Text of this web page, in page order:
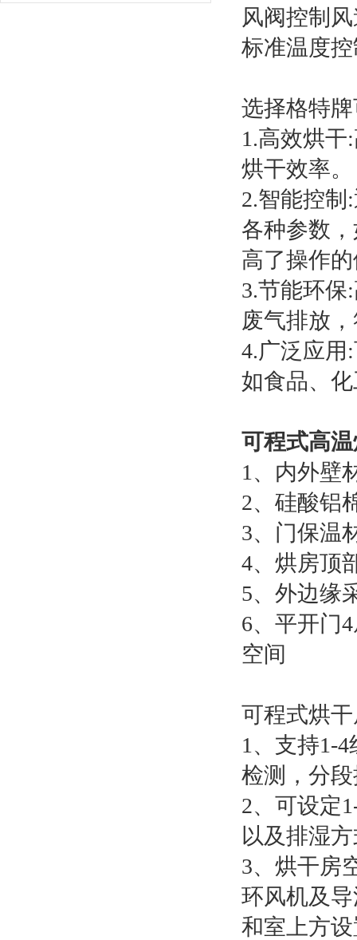
风阀控制
标准温度
选择格特
1.高效烘
烘干效率。
2.智能控制
各种参数
高了操作
3.节能环保
废气排放
4.广泛应用
如食品、
可程式高
1、内外壁
2、硅酸铝
3、门保温
4、烘房顶
5、外边缘
6、平开门
空间
可程式烘
1、支持1-
检测，分
2、可设定
以及排湿
3、烘干房
环风机及
和室上方